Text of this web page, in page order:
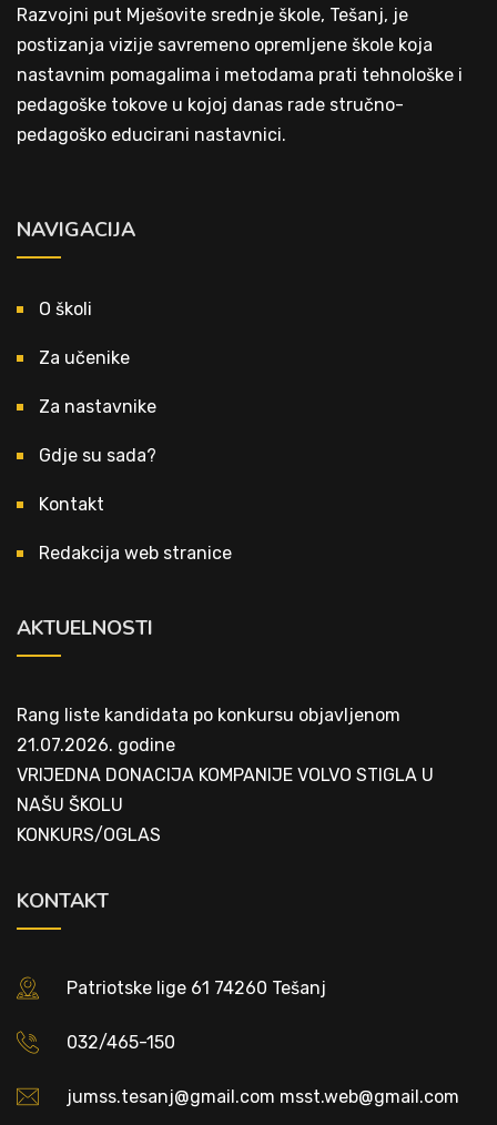
Razvojni put Mješovite srednje škole, Tešanj, je
postizanja vizije savremeno opremljene škole koja
nastavnim pomagalima i metodama prati tehnološke i
pedagoške tokove u kojoj danas rade stručno-
pedagoško educirani nastavnici.
NAVIGACIJA
O školi
Za učenike
Za nastavnike
Gdje su sada?
Kontakt
Redakcija web stranice
AKTUELNOSTI
Rang liste kandidata po konkursu objavljenom
21.07.2026. godine
VRIJEDNA DONACIJA KOMPANIJE VOLVO STIGLA U
NAŠU ŠKOLU
KONKURS/OGLAS
KONTAKT
Patriotske lige 61 74260 Tešanj
032/465-150
jumss.tesanj@gmail.com msst.web@gmail.com